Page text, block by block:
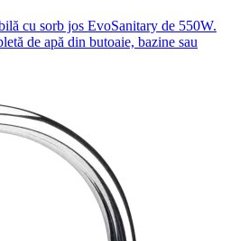
cu sorb jos EvoSanitary de 550W.
de apă din butoaie, bazine sau